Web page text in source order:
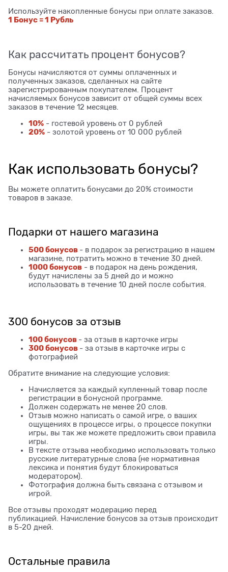
Используйте накопленные бонусы при оплате заказов.
1 Бонус = 1 Рубль
Как рассчитать процент бонусов?
Бонусы начисляются от суммы оплаченных и
полученных заказов, сделанных на сайте
зарегистрированным покупателем. Процент
начисляемых бонусов зависит от общей суммы всех
заказов в течение 12 месяцев.
10% - гостевой уровень от 0 рублей
20% - золотой уровень от 10 000 рублей
Как использовать бонусы?
Вы можете оплатить бонусами до 20% стоимости
товаров в заказе.
Подарки от нашего магазина
500 бонусов - в подарок за регистрацию в нашем
магазине, потратить можно в течение 30 дней.
1000 бонусов - в подарок на день рождения,
будут начислены за 5 дней до и можно
использовать в течение 10 дней после события.
300 бонусов за отзыв
100 бонусов - за отзыв в карточке игры
300 бонусов - за отзыв в карточке игры с
фотографией
Обратите внимание на следующие условия:
Начисляется за каждый купленный товар после
регистрации в бонусной программе.
Должен содержать не менее 20 слов.
Отзыв можно написать о самой игре, о ваших
ощущениях в процессе игры, о процессе покупки
игры, вы так же можете предложить свои правила
игры.
В тексте отзыва необходимо использовать только
русские литературные слова (не нормативная
лексика и понятия будут блокироваться
модератором).
Фотография должна быть связана с отзывом и
игрой.
Все отзывы проходят модерацию перед
публикацией. Начисление бонусов за отзыв происходит
в 5-20 дней.
Остальные правила